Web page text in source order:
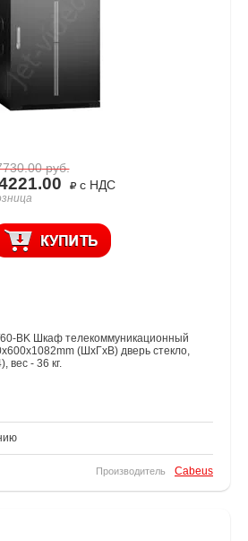
руб.
с НДС
BK Шкаф телекоммуникационный
(ШхГхВ) дверь стекло,
вес - 36 кг.
Производитель Cabeus